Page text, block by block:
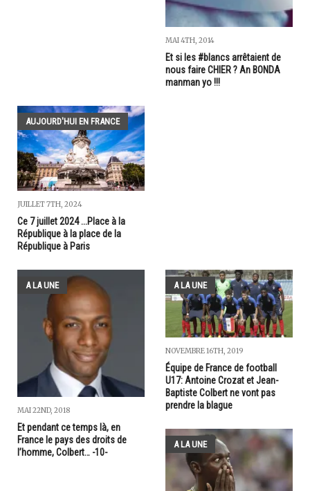
MAI 4TH, 2014
Et si les #blancs arrêtaient de
nous faire CHIER ? An BONDA
manman yo !!!
AUJOURD'HUI EN FRANCE
JUILLET 7TH, 2024
Ce 7 juillet 2024 ...Place à la
République à la place de la
République à Paris
A LA UNE
MAI 22ND, 2018
Et pendant ce temps là, en
France le pays des droits de
l’homme, Colbert… -10-
A LA UNE
NOVEMBRE 16TH, 2019
Équipe de France de football
U17: Antoine Crozat et Jean-
Baptiste Colbert ne vont pas
prendre la blague
A LA UNE